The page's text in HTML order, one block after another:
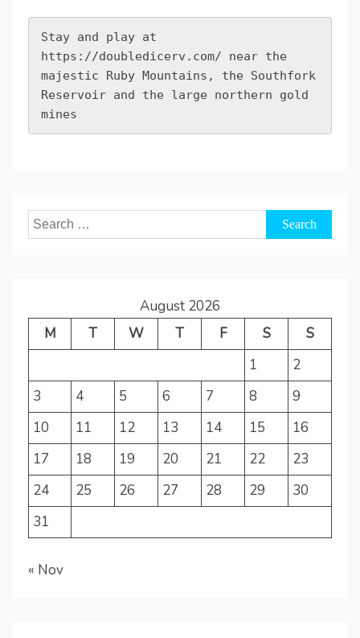
https://doubledicerv.com/ near the
majestic Ruby Mountains, the Southfork
Reservoir and the large northern gold
mines
Search
for:
August 2026
M
T W T F S
S
1
2
3
4 5 6 7 8
9
10
11 12 13 14 15
16
17
18 19 20 21 22
23
24
25 26 27 28 29
30
31
« Nov